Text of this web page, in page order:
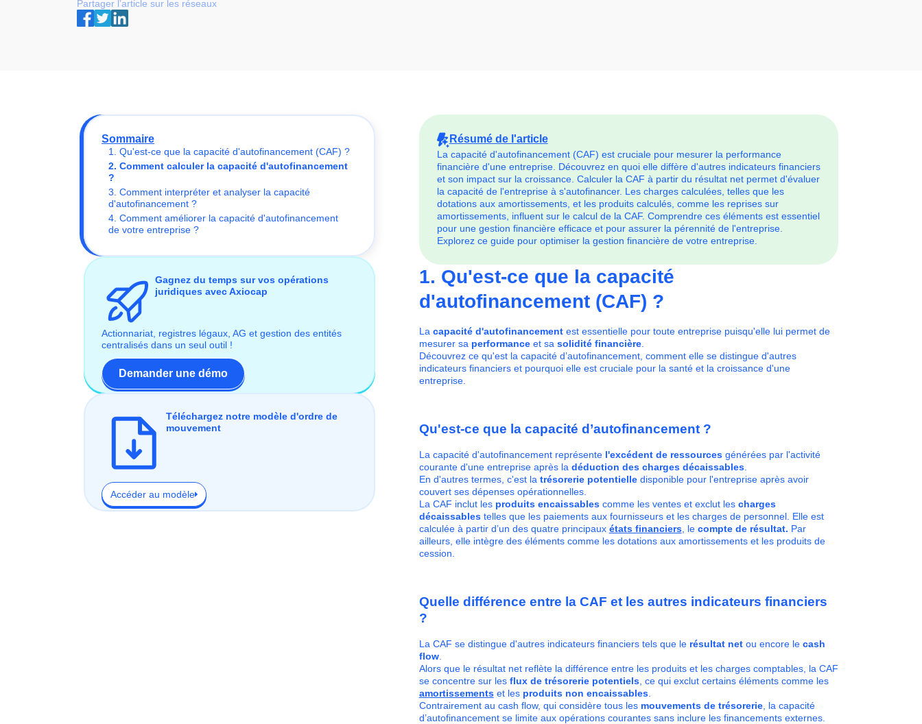
Partager l’article sur les réseaux
Sommaire
1. Qu'est-ce que la capacité d'autofinancement (CAF) ?
2. Comment calculer la capacité d'autofinancement
?
3. Comment interpréter et analyser la capacité
d'autofinancement ?
4. Comment améliorer la capacité d'autofinancement
de votre entreprise ?
Gagnez du temps sur vos opérations
juridiques avec Axiocap
Actionnariat, registres légaux, AG et gestion des entités
centralisés dans un seul outil !
Demander une démo
Téléchargez notre modèle d'ordre de
mouvement
Accéder au modèle
Résumé de l'article
La capacité d'autofinancement (CAF) est cruciale pour mesurer la performance
financière d'une entreprise. Découvrez en quoi elle diffère d'autres indicateurs financiers
et son impact sur la croissance. Calculer la CAF à partir du résultat net permet d'évaluer
la capacité de l'entreprise à s'autofinancer. Les charges calculées, telles que les
dotations aux amortissements, et les produits calculés, comme les reprises sur
amortissements, influent sur le calcul de la CAF. Comprendre ces éléments est essentiel
pour une gestion financière efficace et pour assurer la pérennité de l'entreprise.
Explorez ce guide pour optimiser la gestion financière de votre entreprise.
1. Qu'est-ce que la capacité
d'autofinancement (CAF) ?
La capacité d'autofinancementest essentielle pour toute entreprise puisqu'elle lui permet de
mesurer sa performanceet sa solidité financière.
Découvrez ce qu'est la capacité d’autofinancement, comment elle se distingue d'autres
indicateurs financiers et pourquoi elle est cruciale pour la santé et la croissance d'une
entreprise.
Qu'est-ce que la capacité d’autofinancement ?
La capacité d'autofinancement représente l'excédent de ressourcesgénérées par l'activité
courante d'une entreprise après la déduction des charges décaissables.
En d'autres termes, c'est la trésorerie potentielledisponible pour l'entreprise après avoir
couvert ses dépenses opérationnelles.
La CAF inclut les produits encaissablescomme les ventes et exclut les charges
décaissablestelles que les paiements aux fournisseurs et les charges de personnel. Elle est
calculée à partir d’un des quatre principaux états financiers, le compte de résultat. Par
ailleurs, elle intègre des éléments comme les dotations aux amortissements et les produits de
cession.
Quelle différence entre la CAF et les autres indicateurs financiers
?
La CAF se distingue d'autres indicateurs financiers tels que le résultat net ou encore le cash
flow.
Alors que le résultat net reflète la différence entre les produits et les charges comptables, la CAF
se concentre sur les flux de trésorerie potentiels, ce qui exclut certains éléments comme les
amortissementset les produits non encaissables.
Contrairement au cash flow, qui considère tous les mouvements de trésorerie, la capacité
d’autofinancement se limite aux opérations courantes sans inclure les financements externes.